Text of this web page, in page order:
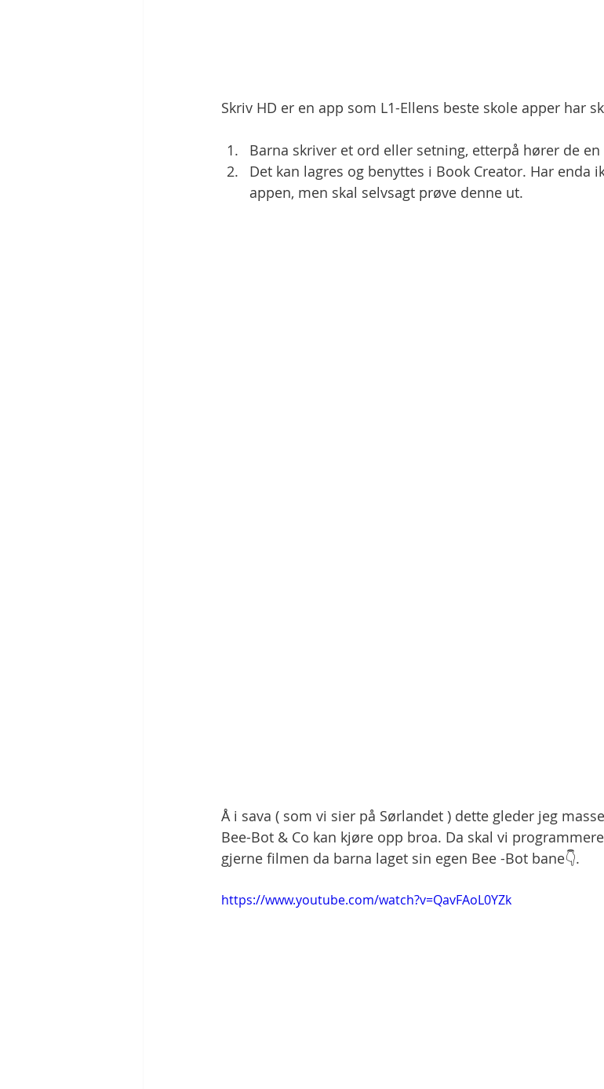
Skriv HD er en app som L1-Ellens beste skole apper har
Barna skriver et ord eller setning, etterpå hører de
Det kan lagres og benyttes i Book Creator. Har enda
appen, men skal selvsagt prøve denne ut.
Å i sava ( som vi sier på Sørlandet ) dette gleder jeg
Bee-Bot & Co kan kjøre opp broa. Da skal vi
gjerne filmen da barna laget sin egen Bee -Bot bane👇.
https://www.youtube.com/watch?v=QavFAoL0YZk